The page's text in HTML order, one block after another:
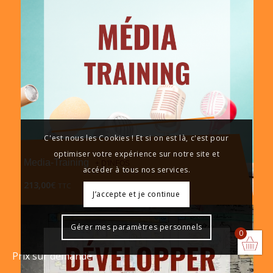
Media-Training
213,00€ TTC
Tous les témoignages
Nos partenaires
Les Lives Médiane
Charte qualité Médiane
Liste des festivals professionnels
Annuaire de photographes
Générales de Vente et d’Utilisation en ligne-Politique de
C'est nous les Cookies ! Et si on est là, c'est pour
optimiser votre expérience sur notre site et
accéder à tous nos services.
J’accepte et je continue
Gérer mes paramètres personnels
0